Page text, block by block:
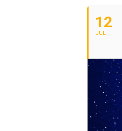
12
JUL